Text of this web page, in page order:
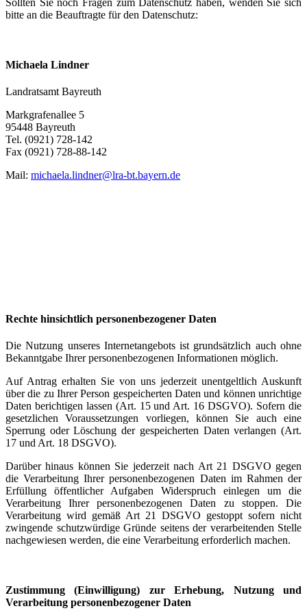
Sollten Sie noch Fragen zum Datenschutz haben, wenden Sie sich
bitte an die Beauftragte für den Datenschutz:
Michaela Lindner
Landratsamt Bayreuth
Markgrafenallee 5
95448 Bayreuth
Tel. (0921) 728-142
Fax (0921) 728-88-142
Mail: michaela.lindner@lra-bt.bayern.de
Rechte hinsichtlich personenbezogener Daten
Die Nutzung unseres Internetangebots ist grundsätzlich auch ohne
Bekanntgabe Ihrer personenbezogenen Informationen möglich.
Auf Antrag erhalten Sie von uns jederzeit unentgeltlich Auskunft
über die zu Ihrer Person gespeicherten Daten und können unrichtige
Daten berichtigen lassen (Art. 15 und Art. 16 DSGVO). Sofern die
gesetzlichen Voraussetzungen vorliegen, können Sie auch eine
Sperrung oder Löschung der gespeicherten Daten verlangen (Art.
17 und Art. 18 DSGVO).
Darüber hinaus können Sie jederzeit nach Art 21 DSGVO gegen
die Verarbeitung Ihrer personenbezogenen Daten im Rahmen der
Erfüllung öffentlicher Aufgaben Widerspruch einlegen um die
Verarbeitung Ihrer personenbezogenen Daten zu stoppen. Die
Verarbeitung wird gemäß Art 21 DSGVO gestoppt sofern nicht
zwingende schutzwürdige Gründe seitens der verarbeitenden Stelle
nachgewiesen werden, die eine Verarbeitung erforderlich machen.
Zustimmung (Einwilligung) zur Erhebung, Nutzung und
Verarbeitung personenbezogener Daten